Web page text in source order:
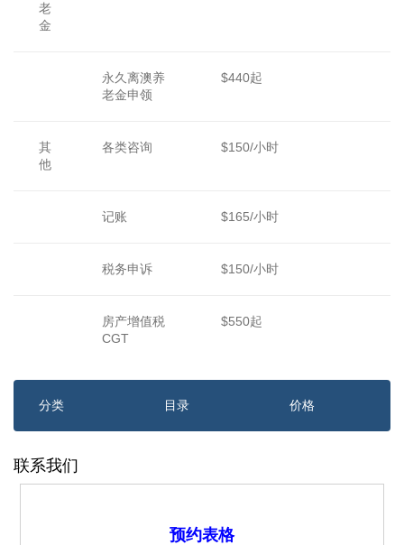
老
金
永久离澳养
老金申领
$440起
其
他
各类咨询 $150/小时
记账 $165/小时
税务申诉 $150/小时
房产增值税
CGT
$550起
分类 目录 价格
联系我们
预约表格